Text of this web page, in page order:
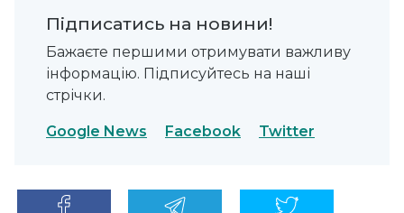
Підписатись на новини!
Бажаєте першими отримувати важливу
інформацію. Підписуйтесь на наші
стрічки.
Google News Facebook Twitter